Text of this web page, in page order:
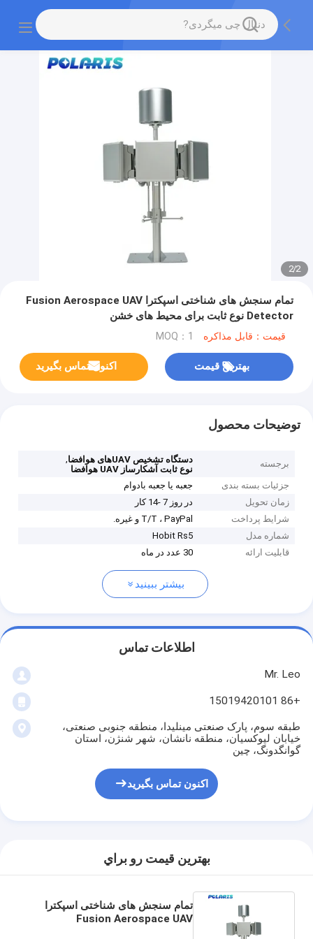
2
/
2
تمام سنجش های شناختی اسپکترا Fusion Aerospace UAV
Detector نوع ثابت برای محیط های خشن
قیمت：قابل مذاکره MOQ：1
بهترین قیمت اکنون تماس بگیرید
توضیحات محصول
برجسته دستگاه تشخیص UAVهای هوافضا
,
نوع ثابت آشکارساز UAV هوافضا
جزئیات بسته بندی
جعبه یا جعبه بادوام
زمان تحویل
در روز 7 -14 کار
شرایط پرداخت
T/T ، PayPal و غیره.
شماره مدل
Hobit Rs5
قابلیت ارائه
30 عدد در ماه
بیشتر ببینید
اطلاعات تماس
Mr. Leo
+86 15019420101
طبقه سوم، پارک صنعتی مینلیدا، منطقه جنوبی صنعتی،
خیابان لیوکسیان، منطقه نانشان، شهر شنژن، استان
گوانگدونگ، چین
اکنون تماس بگیرید
بهترين قيمت رو براي
تمام سنجش های شناختی اسپکترا
Fusion Aerospace UAV